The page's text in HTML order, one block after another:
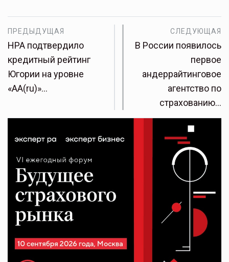
ПРЕДЫДУЩАЯ
НРА подтвердило
кредитный рейтинг
Югории на уровне
«AA(ru)»…
СЛЕДУЮЩАЯ
В России появилось
первое
андеррайтинговое
агентство по
страхованию…